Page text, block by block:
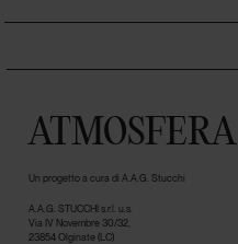
ATMOSFERA
Un progetto a cura di A.A.G. Stucchi
A.A.G. STUCCHI s.r.l. u.s.
Via IV Novembre 30/32,
23854 Olginate (LC)